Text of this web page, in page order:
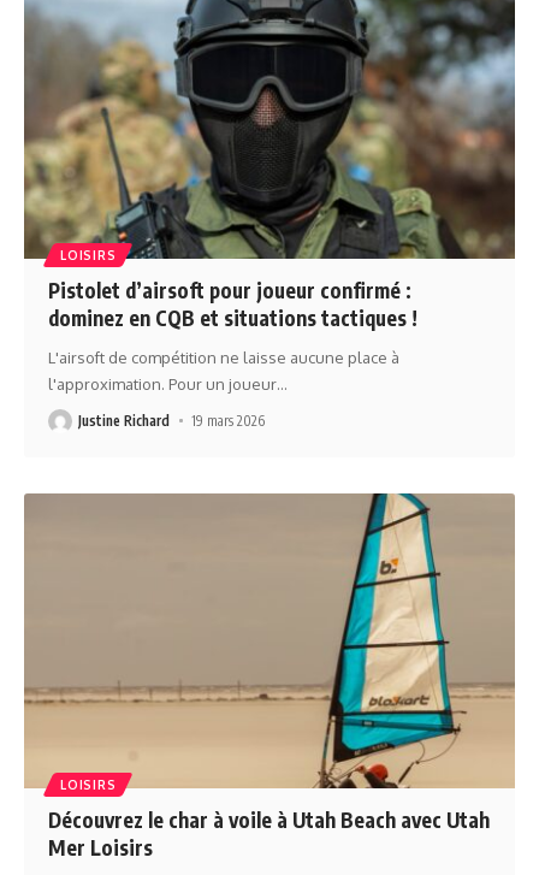
LOISIRS
Pistolet d’airsoft pour joueur confirmé :
dominez en CQB et situations tactiques !
L'airsoft de compétition ne laisse aucune place à
l'approximation. Pour un joueur…
Justine Richard 19 mars 2026
LOISIRS
Découvrez le char à voile à Utah Beach avec Utah
Mer Loisirs